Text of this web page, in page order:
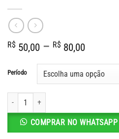
R$ 50,00 – R$ 80,00Faixa
preço:
R$
Período
Cadeira de Rodas Simples - Locação
COMPRAR NO WHATSAPP